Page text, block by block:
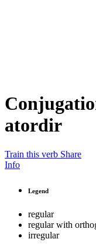
atordir
Train this verb Share
Info
Legend
regular
regular with
irregular